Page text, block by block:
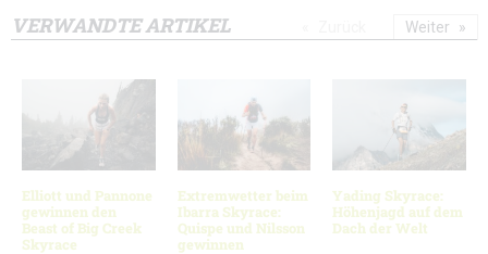
VERWANDTE ARTIKEL
Elliott und Pannone
gewinnen den
Beast of Big Creek
Skyrace
Extremwetter beim
Ibarra Skyrace:
Quispe und Nilsson
gewinnen
Yading Skyrace:
Höhenjagd auf dem
Dach der Welt
Weiter